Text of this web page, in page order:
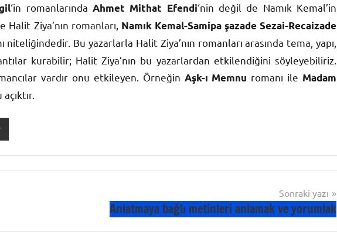
‘in romanlarında Ahmet Mithat Efendi‘nin değil de Namık Kemal’in
Ziya’nın romanları, Namık Kemal-Samipa şazade Sezai-Recaizade
niteliğindedir. Bu yazarlarla Halit Ziya’nın romanları arasında tema, yapı,
kurabilir; Halit Ziya’nın bu yazarlardan etkilendiğini söyleyebiliriz.
vardır onu etkileyen. Örneğin Aşk-ı Memnu romanı ile Madam
Sonraki yazı
Anlatmaya bağlı metinleri anlamak ve yorumlak